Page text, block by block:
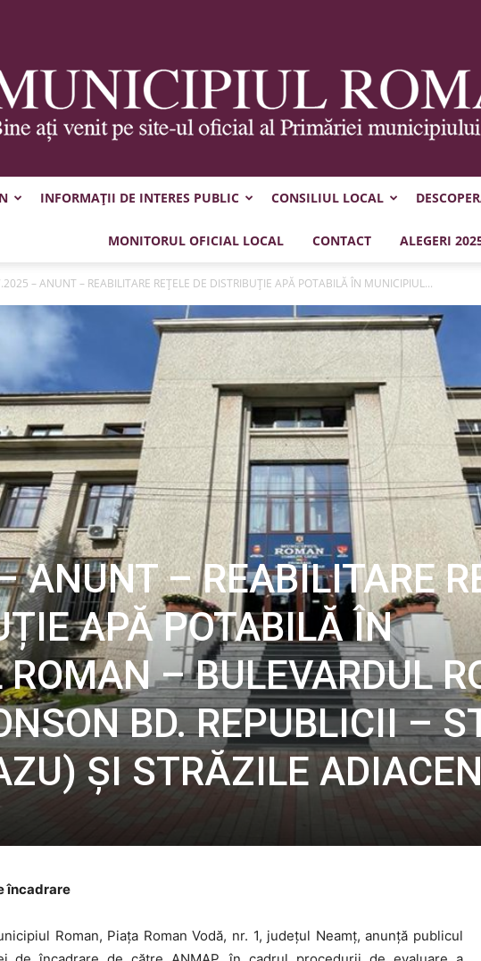
Municipiul
Roman
INFORMAȚII DE INTERES PUBLIC CONSILIUL LOCAL
MONITORUL OFICIAL LOCAL CONTACT ALEGERI
– ANUNT – REABILITARE REȚELE DE DISTRIBUȚIE APĂ POTABILĂ ÎN MUNICIPIUL...
– REABILITARE
APĂ POTABILĂ ÎN
– BULEVARDUL
BD. REPUBLICII –
ȘI STRĂZILE
încadrare
Roman, Piața Roman Vodă, nr. 1, județul Neamț, anunță publicul